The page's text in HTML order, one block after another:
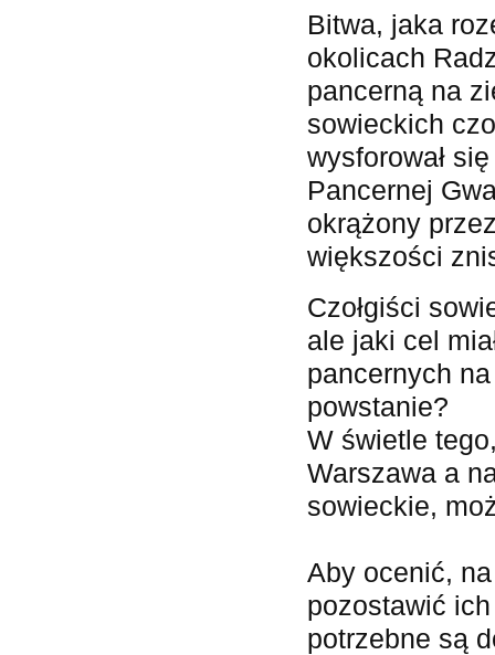
Bitwa, jaka
okolicach
pancerną na
sowieckich
wysforował
Pancernej
okrążony
większości
Czołgiści
ale jaki cel
pancernych
powstanie?
W świetle
Warszawa a
sowieckie,
Aby ocenić,
pozostawić
potrzebne są